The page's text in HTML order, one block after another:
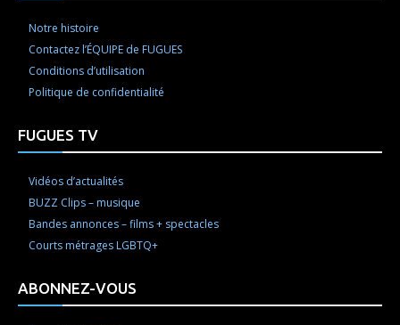
Notre histoire
Contactez l’ÉQUIPE de FUGUES
Conditions d’utilisation
Politique de confidentialité
FUGUES TV
Vidéos d’actualités
BUZZ Clips – musique
Bandes annonces – films + spectacles
Courts métrages LGBTQ+
ABONNEZ-VOUS